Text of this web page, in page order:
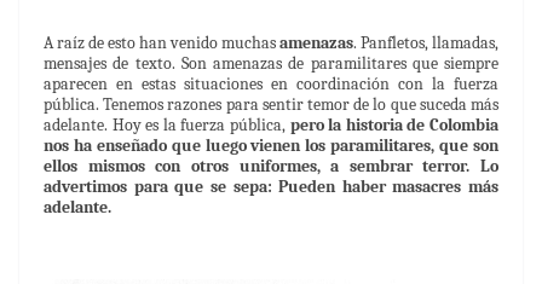
A raíz de esto han venido muchasamenazas. Panfletos, llamadas,
mensajes de texto. Son amenazas de paramilitares que siempre
aparecen en estas situaciones en coordinación con la fuerza
pública. Tenemos razones para sentir temor de lo que suceda más
adelante. Hoy es la fuerza pública, pero la historia de Colombia
nos ha enseñado que luego vienen los paramilitares, que son
ellos mismos con otros uniformes, a sembrar terror. Lo
advertimos para que se sepa: Pueden haber masacres más
adelante.